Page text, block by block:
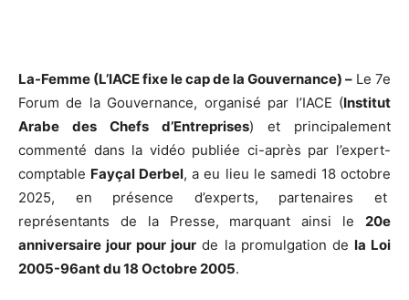
La-Femme (L’IACE fixe le cap de la Gouvernance) – Le 7e
Forum de la Gouvernance, organisé par l’IACE (Institut
Arabe des Chefs d’Entreprises) et principalement
commenté dans la vidéo publiée ci-après par l’expert-
comptable Fayçal Derbel, a eu lieu le samedi 18 octobre
2025, en présence d’experts, partenaires et
représentants de la Presse, marquant ainsi le 20e
anniversaire jour pour jour de la promulgation de la Loi
2005-96ant du 18 Octobre 2005.